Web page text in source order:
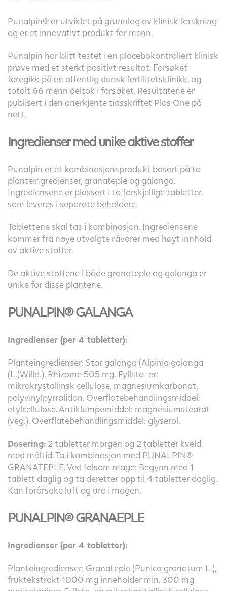
Punalpin® er utviklet på grunnlag av klinisk forskning
og er et innovativt produkt for menn.
Punalpin har blitt testet i en placebokontrollert klinisk
prøve med et sterkt positivt resultat. Forsøket
foregikk på en offentlig dansk fertilitetsklinikk, og
totalt 66 menn deltok i forsøket. Resultatene er
publisert i den anerkjente tidsskriftet Plos One på
nett.
Ingredienser med unike aktive stoffer
Punalpin er et kombinasjonsprodukt basert på to
planteingredienser, granateple og galanga.
Ingrediensene er plassert i to forskjellige tabletter,
som leveres i separate beholdere.
Tablettene skal tas i kombinasjon. Ingrediensene
kommer fra nøye utvalgte råvarer med høyt innhold
av aktive stoffer.
De aktive stoffene i både granateple og galanga er
unike for disse plantene.
PUNALPIN® GALANGA
Ingredienser (per 4 tabletter):
Planteingredienser: Stor galanga (Alpinia galanga
(L.)Willd.), Rhizome 505 mg. Fyllsto er:
mikrokrystallinsk cellulose, magnesiumkarbonat,
polyvinylpyrrolidon. Overflatebehandlingsmiddel:
etylcellulose. Antiklumpemiddel: magnesiumstearat
(veg.). Overflatebehandlingsmiddel: glyserol.
Dosering: 2 tabletter morgen og 2 tabletter kveld
med måltid. Ta i kombinasjon med PUNALPIN®
GRANATEPLE. Ved følsom mage: Begynn med 1
tablett daglig og ta deretter opp til 4 tabletter daglig.
Kan forårsake luft og uro i magen.
PUNALPIN® GRANAEPLE
Ingredienser (per 4 tabletter):
Planteingredienser: Granateple (Punica granatum L.),
fruktekstrakt 1000 mg inneholder min. 300 mg